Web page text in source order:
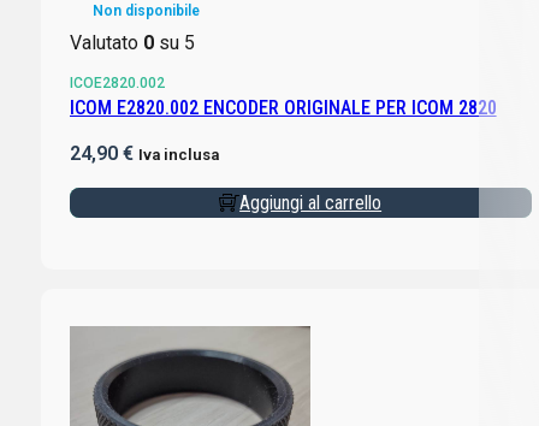
Non disponibile
Valutato 0su 5
ICOE2820.002
ICOM E2820.002 ENCODER ORIGINALE PER ICOM 2820
24,90 € Iva inclusa
Aggiungi al carrello